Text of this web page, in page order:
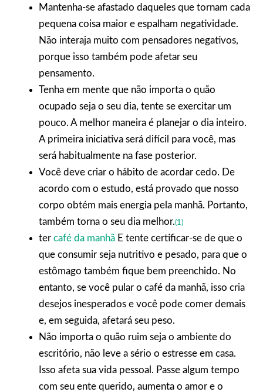
Mantenha-se afastado daqueles que tornam cada
pequena coisa maior e espalham negatividade.
Não interaja muito com pensadores negativos,
porque isso também pode afetar seu
pensamento.
Tenha em mente que não importa o quão
ocupado seja o seu dia, tente se exercitar um
pouco. A melhor maneira é planejar o dia inteiro.
A primeira iniciativa será difícil para você, mas
será habitualmente na fase posterior.
Você deve criar o hábito de acordar cedo. De
acordo com o estudo, está provado que nosso
corpo obtém mais energia pela manhã. Portanto,
também torna o seu dia melhor.(1)
ter café da manhã E tente certificar-se de que o
que consumir seja nutritivo e pesado, para que o
estômago também fique bem preenchido. No
entanto, se você pular o café da manhã, isso cria
desejos inesperados e você pode comer demais
e, em seguida, afetará seu peso.
Não importa o quão ruim seja o ambiente do
escritório, não leve a sério o estresse em casa.
Isso afeta sua vida pessoal. Passe algum tempo
com seu ente querido, aumenta o amor e o